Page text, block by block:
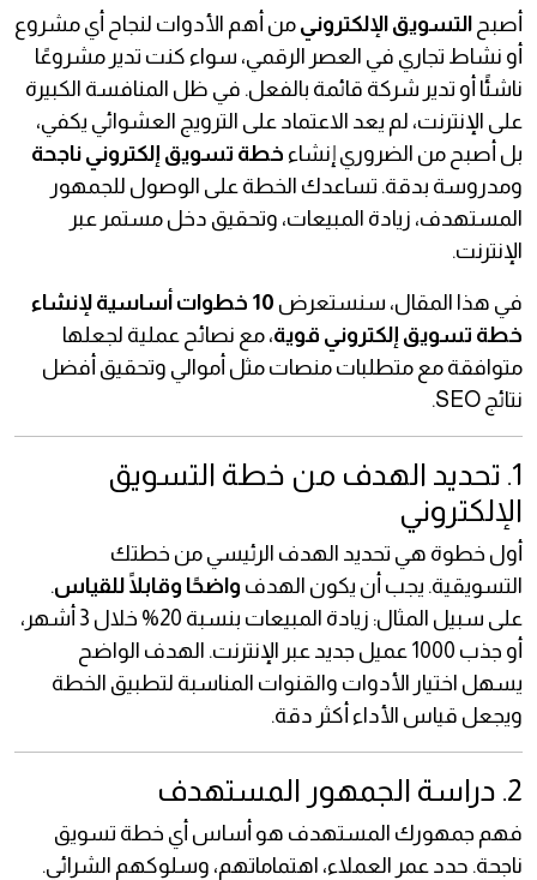
أصبح التسويق الإلكتروني من أهم الأدوات لنجاح أي مشروع
أو نشاط تجاري في العصر الرقمي، سواء كنت تدير مشروعًا
ناشئًا أو تدير شركة قائمة بالفعل. في ظل المنافسة الكبيرة
على الإنترنت، لم يعد الاعتماد على الترويج العشوائي يكفي،
بل أصبح من الضروري إنشاء خطة تسويق إلكتروني ناجحة
ومدروسة بدقة. تساعدك الخطة على الوصول للجمهور
المستهدف، زيادة المبيعات، وتحقيق دخل مستمر عبر
الإنترنت.
في هذا المقال، سنستعرض
10 خطوات أساسية لإنشاء
خطة تسويق إلكتروني قوية، مع نصائح عملية لجعلها
متوافقة مع متطلبات منصات مثل أموالي وتحقيق أفضل
نتائج SEO.
1. تحديد الهدف من خطة التسويق
الإلكتروني
أول خطوة هي تحديد الهدف الرئيسي من خطتك
التسويقية. يجب أن يكون الهدف واضحًا وقابلًا للقياس.
على سبيل المثال: زيادة المبيعات بنسبة 20% خلال 3 أشهر،
أو جذب 1000 عميل جديد عبر الإنترنت. الهدف الواضح
يسهل اختيار الأدوات والقنوات المناسبة لتطبيق الخطة
ويجعل قياس الأداء أكثر دقة.
2. دراسة الجمهور المستهدف
فهم جمهورك المستهدف هو أساس أي خطة تسويق
ناجحة. حدد عمر العملاء، اهتماماتهم، وسلوكهم الشرائي.